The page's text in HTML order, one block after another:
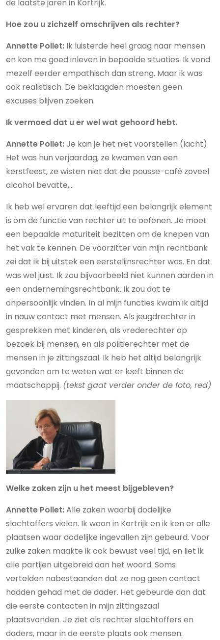
de laatste jaren in Kortrijk.
Hoe zou u zichzelf omschrijven als rechter?
Annette Pollet: Ik luisterde heel graag naar mensen
en kon me goed inleven in bepaalde situaties. Ik vond
mezelf eerder empathisch dan streng. Maar ik was
ook realistisch. De beklaagden moesten geen
excuses blijven zoeken.
Ik vermoed dat u er wel wat gehoord hebt.
Annette Pollet:Je kan je het niet voorstellen (lacht).
Het was hun verjaardag, ze kwamen van een
kerstfeest, ze wisten niet dat die pousse-café zoveel
alcohol bevatte,…
Ik heb wel ervaren dat leeftijd een belangrijk element
is om de functie van rechter uit te oefenen. Je moet
een bepaalde maturiteit bezitten om de knepen van
het vak te kennen. De voorzitter van mijn rechtbank
zei dat ik bij uitstek een eerstelijnsrechter was. En dat
was wel juist. Ik zou bijvoorbeeld niet kunnen aarden in
een ondernemingsrechtbank. Ik zou dat te
onpersoonlijk vinden. In al mijn functies kwam ik altijd
in nauw contact met mensen. Als jeugdrechter in
gesprekken met kinderen, als vrederechter op
bezoek bij mensen, en als politierechter met de
mensen in je zittingszaal. Ik heb het altijd belangrijk
gevonden om te weten wat er leeft binnen de
maatschappij. (tekst gaat verder onder de foto, red)
Welke zaken zijn u het meest bijgebleven?
Annette Pollet:Alle zaken waarbij dodelijke
slachtoffers vielen. Ik woon in Kortrijk en ik ken er alle
plaatsen waar dodelijke ingevallen zijn gebeurd. Voor
zulke zaken maakte ik ook bewust veel tijd, en liet ik
alle partijen uitgebreid aan het woord. Soms
vertelden nabestaanden dat ze nog geen contact
hadden gehad met de dader. Het gebeurde dan dat
die eerste contacten in mijn zittingszaal
plaatsvonden. Je ziet als rechter slachtoffers en
daders, maar in de eerste plaats ook mensen.